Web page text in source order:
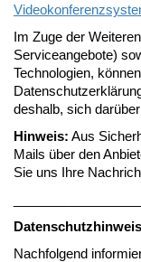
Im Zuge der
Serviceangebote)
Technologien,
deshalb, sich
Hinweis: Aus
Mails über den
Sie uns Ihre
Nachfolgend